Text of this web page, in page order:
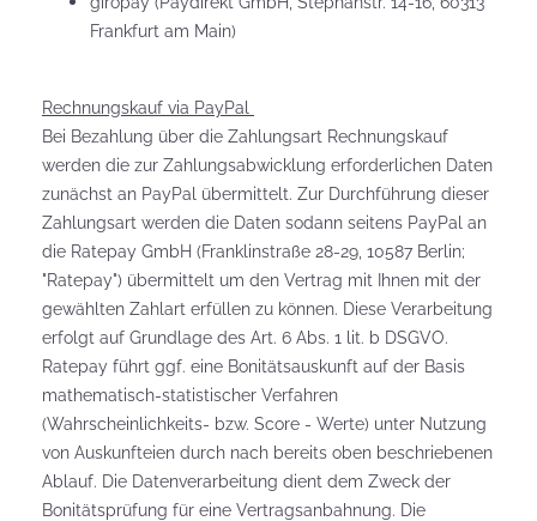
Frankfurt am Main)
Rechnungskauf via PayPal
Bei Bezahlung über die Zahlungsart Rechnungskauf
werden die zur Zahlungsabwicklung erforderlichen Daten
zunächst an PayPal übermittelt. Zur Durchführung dieser
Zahlungsart werden die Daten sodann seitens PayPal an
die Ratepay GmbH (Franklinstraße 28-29, 10587 Berlin;
"Ratepay") übermittelt um den Vertrag mit Ihnen mit der
gewählten Zahlart erfüllen zu können. Diese Verarbeitung
erfolgt auf Grundlage des Art. 6 Abs. 1 lit. b DSGVO.
Ratepay führt ggf. eine Bonitätsauskunft auf der Basis
mathematisch-statistischer Verfahren
(Wahrscheinlichkeits- bzw. Score - Werte) unter Nutzung
von Auskunfteien durch nach bereits oben beschriebenen
Ablauf. Die Datenverarbeitung dient dem Zweck der
Bonitätsprüfung für eine Vertragsanbahnung. Die